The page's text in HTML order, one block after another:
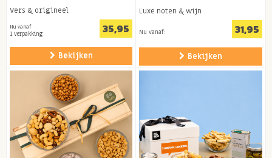
Vers & origineel
Nu vanaf
1 verpakking 35,95
Bekijken
Luxe noten & wijn
Nu vanaf: 31,95
Bekijken